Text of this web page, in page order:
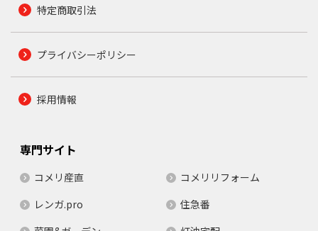
特定商取引法
プライバシーポリシー
採用情報
専門サイト
コメリ産直
コメリリフォーム
レンガ.pro
住急番